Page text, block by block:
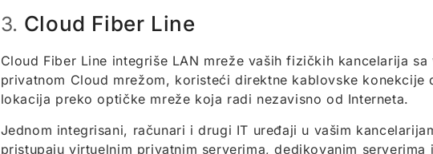
3. Cloud Fiber Line
Cloud Fiber Line integriše LAN mreže vaših fizičkih kancelarija sa
privatnom Cloud mrežom, koristeći direktne kablovske konekcije
lokacija preko optičke mreže koja radi nezavisno od Interneta.
Jednom integrisani, računari i drugi IT uređaji u vašim
pristupaju virtuelnim privatnim serverima, dedikovanim serverima